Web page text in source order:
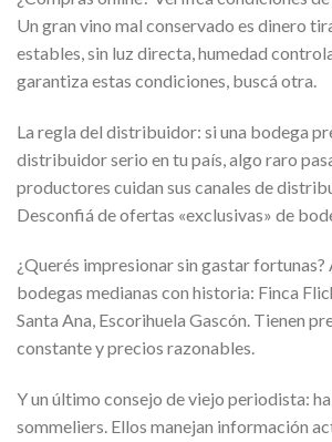
Un gran vino mal conservado es dinero
estables, sin luz directa, humedad
garantiza estas condiciones, buscá otra.
La regla del distribuidor: si una bodega
distribuidor serio en tu país, algo raro
productores cuidan sus canales de
Desconfiá de ofertas «exclusivas» de
¿Querés impresionar sin gastar
bodegas medianas con historia: Finca
Santa Ana, Escorihuela Gascón. Tienen
constante y precios razonables.
Y un último consejo de viejo periodista:
sommeliers. Ellos manejan información